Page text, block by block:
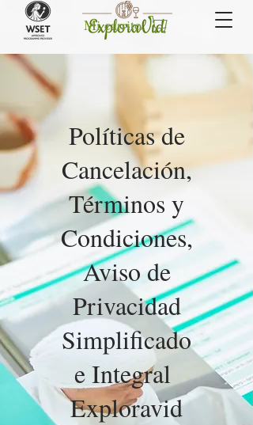
Mi carrito
Políticas de
Cancelación,
Términos y
Condiciones,
Aviso de
Privacidad
Simplificado
e Integral
Exploravid